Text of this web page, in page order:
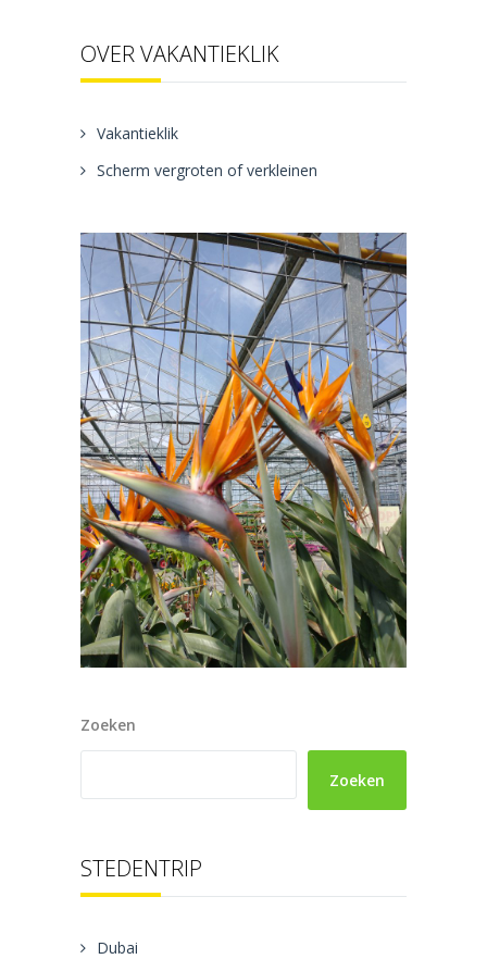
OVER VAKANTIEKLIK
Vakantieklik
Scherm vergroten of verkleinen
Zoeken
Zoeken
STEDENTRIP
Dubai